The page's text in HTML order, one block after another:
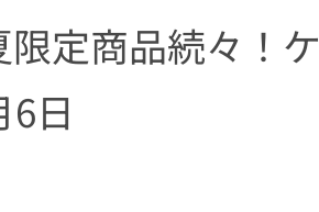
限定商品続々！ケ
日